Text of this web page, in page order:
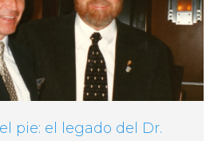
pie: el legado del Dr.